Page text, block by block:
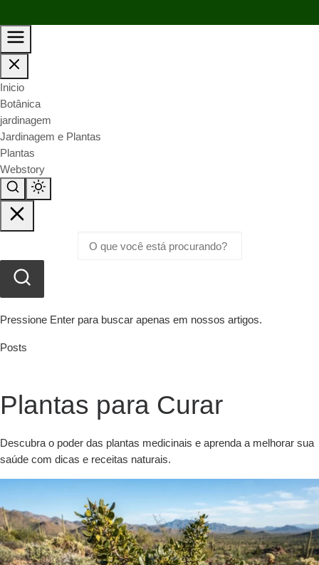
Inicio
Botânica
jardinagem
Jardinagem e Plantas
Plantas
Webstory
Pressione Enter para buscar apenas em nossos artigos.
Posts
Plantas para Curar
Descubra o poder das plantas medicinais e aprenda a melhorar sua
saúde com dicas e receitas naturais.